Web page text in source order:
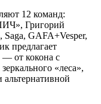
12 команд:
Григорий
GAFA+Vesper,
предлагает
— от кокона с
«леса»,
альтернативной